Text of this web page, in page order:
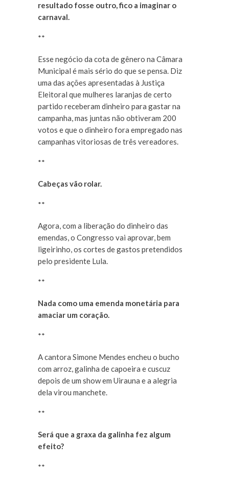
resultado fosse outro, fico a imaginar o
carnaval.
**
Esse negócio da cota de gênero na Câmara
Municipal é mais sério do que se pensa. Diz
uma das ações apresentadas à Justiça
Eleitoral que mulheres laranjas de certo
partido receberam dinheiro para gastar na
campanha, mas juntas não obtiveram 200
votos e que o dinheiro fora empregado nas
campanhas vitoriosas de três vereadores.
**
Cabeças vão rolar.
**
Agora, com a liberação do dinheiro das
emendas, o Congresso vai aprovar, bem
ligeirinho, os cortes de gastos pretendidos
pelo presidente Lula.
**
Nada como uma emenda monetária para
amaciar um coração.
**
A cantora Simone Mendes encheu o bucho
com arroz, galinha de capoeira e cuscuz
depois de um show em Uirauna e a alegria
dela virou manchete.
**
Será que a graxa da galinha fez algum
efeito?
**